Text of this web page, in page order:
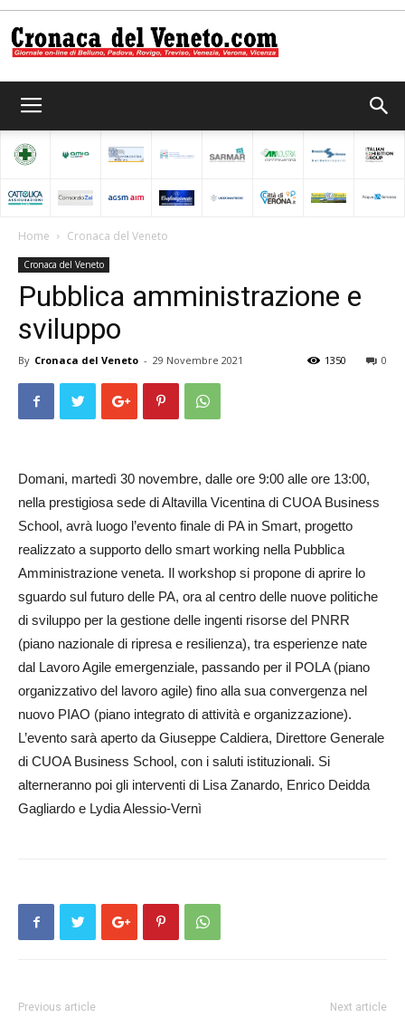
del
Home Cronaca del Veneto
Cronaca del Veneto
Pubblica amministrazione e
sviluppo
By Cronaca del Veneto - 29 Novembre 2021 0
1350
Domani, martedì 30 novembre, dalle ore 9:00 alle ore 13:00,
nella prestigiosa sede di Altavilla Vicentina di CUOA Business
School, avrà luogo l’evento finale di PA in Smart, progetto
realizzato a supporto dello smart working nella Pubblica
Amministrazione veneta. Il workshop si propone di aprire lo
sguardo sul futuro delle PA, ora al centro delle nuove politiche
di sviluppo per la gestione delle ingenti risorse del PNRR
(piano nazionale di ripresa e resilienza), tra esperienze nate
dal Lavoro Agile emergenziale, passando per il POLA (piano
organizzativo del lavoro agile) fino alla sua convergenza nel
nuovo PIAO (piano integrato di attività e organizzazione).
L’evento sarà aperto da Giuseppe Caldiera, Direttore Generale
di CUOA Business School, con i saluti istituzionali. Si
alterneranno poi gli interventi di Lisa Zanardo, Enrico Deidda
Gagliardo e Lydia Alessio-Vernì
Previous article Next article